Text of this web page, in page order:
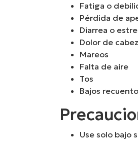
Fatiga o
Pérdida de
Diarrea o
Dolor de
Mareos
Falta de aire
Tos
Bajos
Use solo bajo